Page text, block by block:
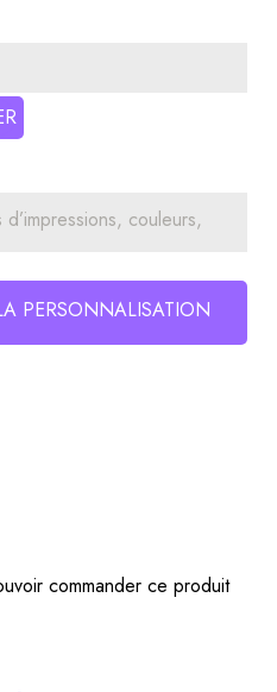
PERSONNALISATION
commander ce produit